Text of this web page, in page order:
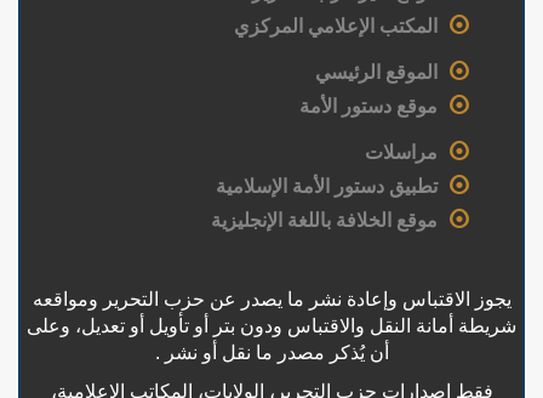
المكتب الإعلامي المركزي
الموقع الرئيسي
موقع دستور الأمة
مراسلات
تطبيق دستور الأمة الإسلامية
موقع الخلافة باللغة الإنجليزية
يجوز الاقتباس وإعادة نشر ما يصدر عن حزب التحرير ومواقعه
شريطة أمانة النقل والاقتباس ودون بتر أو تأويل أو تعديل، وعلى
أن يُذكر مصدر ما نقل أو نشر .
فقط إصدارات حزب التحرير، الولايات، المكاتب الإعلامية،